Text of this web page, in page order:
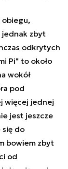
obiegu,
jednak zbyt
odkrytych
Pi" to około
wokół
pod
więcej jednej
jest jeszcze
się do
bowiem zbyt
od